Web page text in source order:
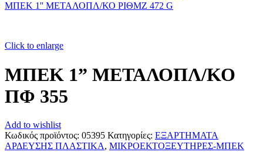
ΜΠΕΚ 1'' ΜΕΤΑΛΟΠΛ/ΚΟ ΡΙΘΜΖ 472 G
Click to enlarge
ΜΠΕΚ 1” ΜΕΤΑΛΟΠΛ/ΚΟ
ΠΦ 355
Add to wishlist
Κωδικός προϊόντος: 05395 Κατηγορίες: ΕΞΑΡΤΗΜΑΤΑ
ΑΡΔΕΥΣΗΣ ΠΛΑΣΤΙΚΑ, ΜΙΚΡΟΕΚΤΟΞΕΥΤΗΡΕΣ-ΜΠΕΚ